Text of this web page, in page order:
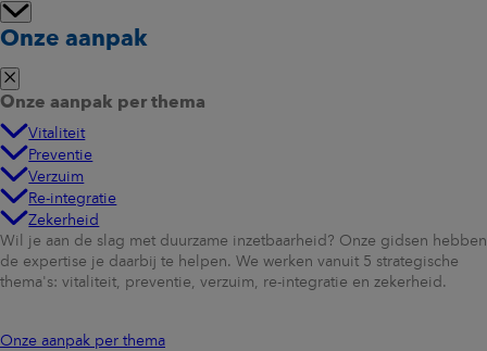
Onze aanpak
Onze aanpak per thema
Vitaliteit
Preventie
Verzuim
Re-integratie
Zekerheid
Wil je aan de slag met duurzame inzetbaarheid? Onze gidsen hebben
de expertise je daarbij te helpen. We werken vanuit 5 strategische
thema's: vitaliteit, preventie, verzuim, re-integratie en zekerheid.
Onze aanpak per thema